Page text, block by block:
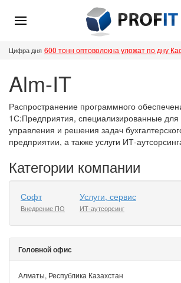
Цифра дня 600 тонн оптоволокна уложат по дну
Alm-IT
Распространение программного
1С:Предприятия, специализированные для
управления и решения задач
предприятии, а также услуги ИТ-
Категории компании
Софт
Внедрение ПО
Услуги, сервис
ИТ-аутсорсинг
Головной офис
Алматы, Республика Казахстан